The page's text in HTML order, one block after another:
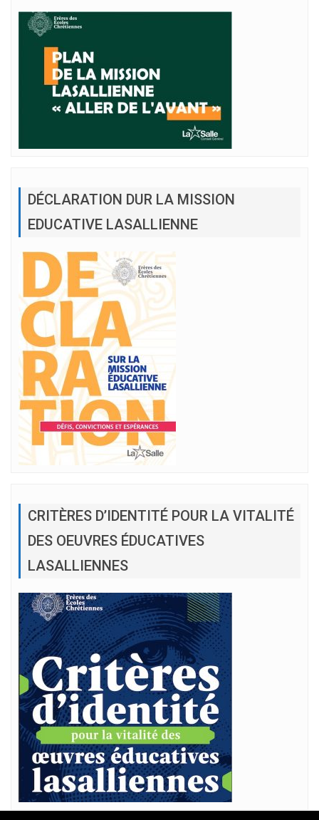
DÉCLARATION DUR LA MISSION
EDUCATIVE LASALLIENNE
CRITÈRES D’IDENTITÉ POUR LA VITALITÉ
DES OEUVRES ÉDUCATIVES
LASALLIENNES